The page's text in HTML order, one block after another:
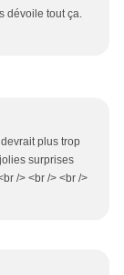
dévoile tout ça.
plus trop
surprises
/> <br /> <br />